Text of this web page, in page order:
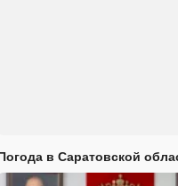
в Саратовской